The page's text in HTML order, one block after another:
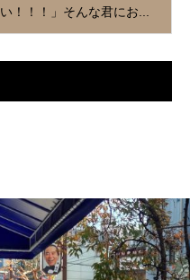
い！！！」そんな君にお...